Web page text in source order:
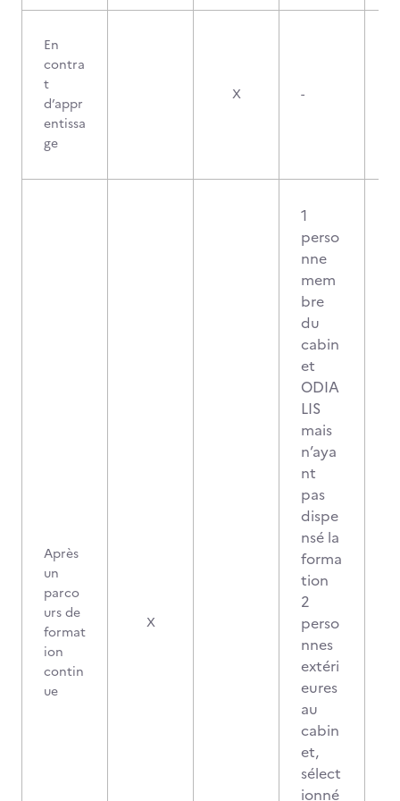
En
contra
t
d’appr
entissa
ge
X -
Après
un
parco
urs de
format
ion
contin
ue
X
1
perso
nne
mem
bre
du
cabin
et
ODIA
LIS
mais
n’aya
nt
pas
dispe
nsé la
forma
tion
2
perso
nnes
extéri
eures
au
cabin
et,
sélect
ionné